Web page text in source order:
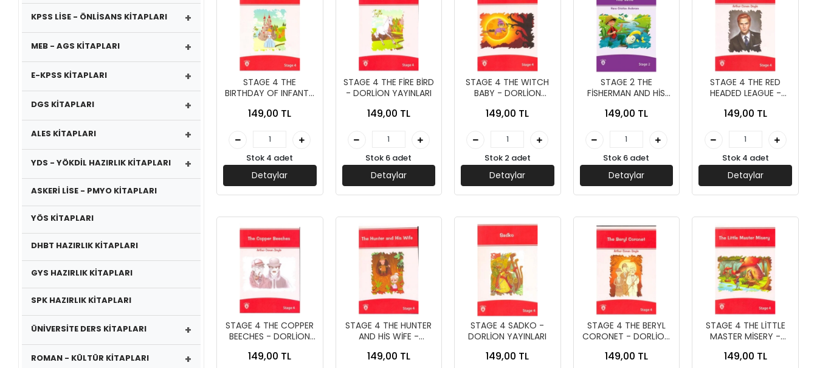
KPSS LİSE - ÖNLİSANS KİTAPLARI +
MEB - AGS KİTAPLARI +
E-KPSS KİTAPLARI +
DGS KİTAPLARI +
ALES KİTAPLARI +
YDS - YÖKDİL HAZIRLIK KİTAPLARI +
ASKERİ LİSE - PMYO KİTAPLARI
YÖS KİTAPLARI
DHBT HAZIRLIK KİTAPLARI
GYS HAZIRLIK KİTAPLARI
SPK HAZIRLIK KİTAPLARI
ÜNİVERSİTE DERS KİTAPLARI +
ROMAN - KÜLTÜR KİTAPLARI +
STAGE 4 THE
BIRTHDAY OF INFANTA
149,00 TL
Stok 4 adet
Detaylar
STAGE 4 THE FİRE BİRD
- DORLİON YAYINLARI
149,00 TL
Stok 6 adet
Detaylar
STAGE 4 THE WITCH
BABY - DORLİON
149,00 TL
Stok 2 adet
Detaylar
STAGE 2 THE
FİSHERMAN AND HİS
YAYINLARI
149,00 TL
Stok 6 adet
Detaylar
STAGE 4 THE RED
HEADED LEAGUE -
149,00 TL
Stok 4 adet
Detaylar
STAGE 4 THE COPPER
BEECHES - DORLİON
149,00 TL
STAGE 4 THE HUNTER
AND HİS WİFE -
149,00 TL
STAGE 4 SADKO -
DORLİON YAYINLARI
149,00 TL
STAGE 4 THE BERYL
CORONET - DORLİON
149,00 TL
STAGE 4 THE LİTTLE
MASTER MİSERY -
149,00 TL